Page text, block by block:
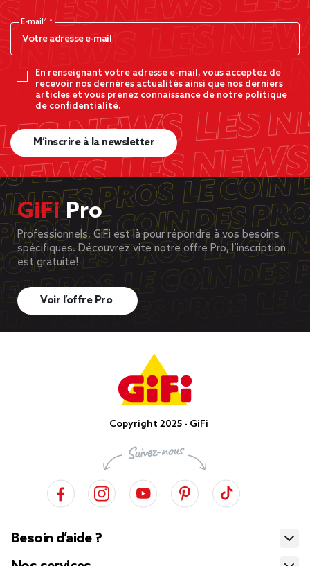
E-mail*
En renseignant votre adresse e-mail, vous acceptez de
recevoir nos dernères actualités ainsi que nos derniers
articles et vous prenez connaissance de notre politique
de confidentialité.
M’inscrire à la newsletter
GiFiPro
Professionnels, GiFi est là pour répondre à vos besoins
spécifiques. Découvrez vite notre offre Pro, l’inscription
est gratuite!
Voir l’offre Pro
Copyright 2025 - GiFi
Besoin d’aide ?